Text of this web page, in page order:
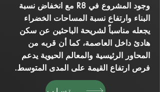
وجود المشروع في R8 مع انخفاض نسبة
البناء وارتفاع نسبة المساحات الخضراء
يجعله مناسباً لشريحة الباحثين عن سكن
هادئ داخل العاصمة، كما أن قربه من
المحاور الرئيسية والمعالم الحيوية يدعم
فرص ارتفاع القيمة على المدى المتوسط.